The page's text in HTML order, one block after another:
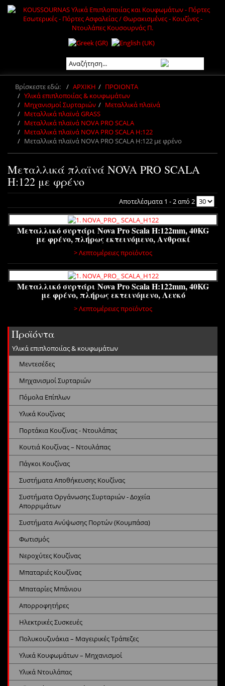
Βρίσκεστε εδώ: ΑΡΧΙΚΗ
ΠΡΟΙΟΝΤΑ
Υλικά επιπλοποιίας & κουφωμάτων
Μηχανισμοί Συρταριών
Μεταλλικά πλαϊνά
Μεταλλικά πλαϊνά GRASS
Μεταλλικά πλαϊνά NOVA PRO SCALA
Μεταλλικά πλαϊνά NOVA PRO SCALA H:122
Μεταλλικά πλαϊνά NOVA PRO SCALA H:122 με φρένο
Μεταλλικά πλαϊνά NOVA PRO SCALA
H:122 με φρένο
Αποτελέσματα 1 - 2 από 2
Μεταλλικό συρτάρι Nova Pro Scala H:122mm, 40KG
με φρένο, πλήρως εκτεινόμενο, Ανθρακί
> Λεπτομέρειες προϊόντος
Μεταλλικό συρτάρι Nova Pro Scala H:122mm, 40KG
με φρένο, πλήρως εκτεινόμενο, Λευκό
> Λεπτομέρειες προϊόντος
Προϊόντα
Υλικά επιπλοποιίας & κουφωμάτων
Μεντεσέδες
Μηχανισμοί Συρταριών
Πόμολα Επίπλων
Υλικά Κουζίνας
Πορτάκια Κουζίνας - Ντουλάπας
Κουτιά Κουζίνας – Ντουλάπας
Πάγκοι Κουζίνας
Συστήματα Αποθήκευσης Κουζίνας
Συστήματα Οργάνωσης Συρταριών - Δοχεία
Απορριμάτων
Συστήματα Ανύψωσης Πορτών (Κουμπάσα)
Φωτισμός
Νεροχύτες Κουζίνας
Μπαταριές Κουζίνας
Μπαταρίες Μπάνιου
Απορροφητήρες
Ηλεκτρικές Συσκευές
Πολυκουζινάκια – Μαγειρικές Τράπεζες
Υλικά Κουφωμάτων – Μηχανισμοί
Υλικά Ντουλάπας